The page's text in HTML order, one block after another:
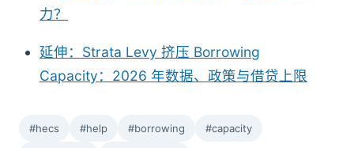
力？
延伸：Strata Levy 挤压 Borrowing
Capacity：2026 年数据、政策与借贷上限
#hecs #help #borrowing #capacity